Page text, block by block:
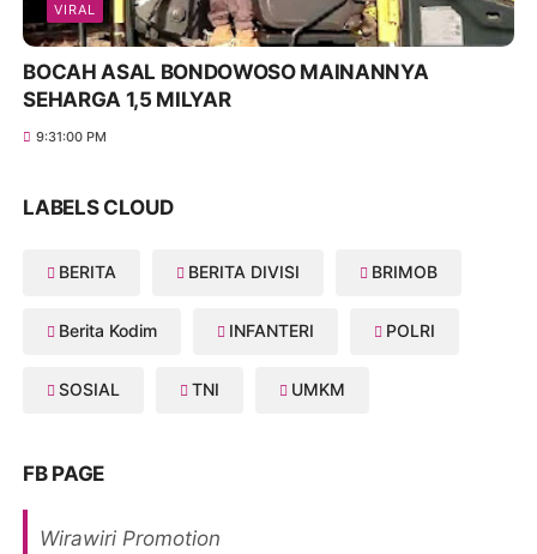
VIRAL
BOCAH ASAL BONDOWOSO MAINANNYA
SEHARGA 1,5 MILYAR
9:31:00 PM
LABELS CLOUD
BERITA BERITA DIVISI BRIMOB
Berita Kodim INFANTERI POLRI
SOSIAL TNI UMKM
FB PAGE
Wirawiri Promotion